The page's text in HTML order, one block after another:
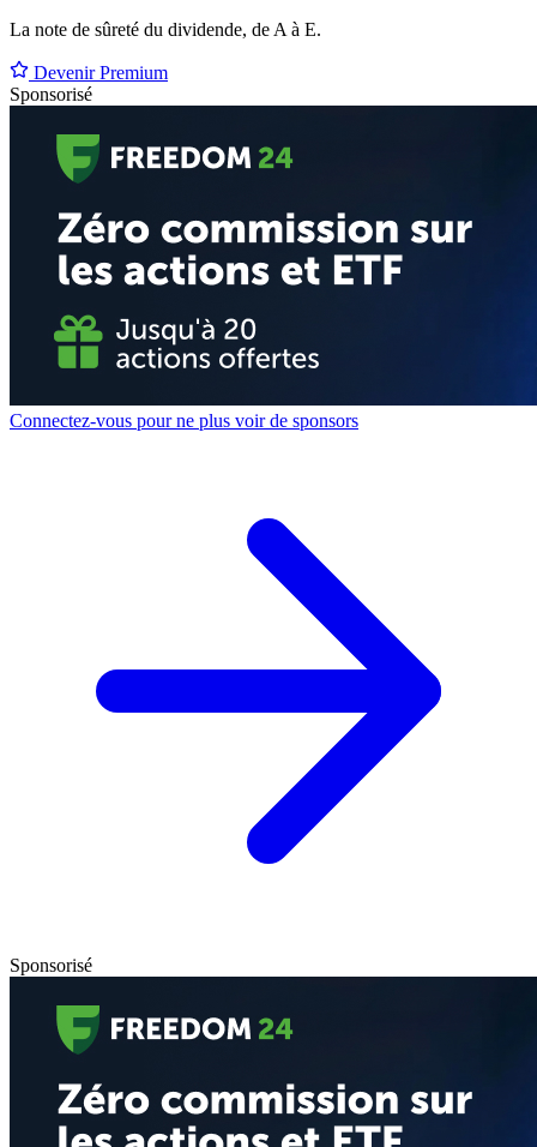
La note de sûreté du dividende, de A à E.
Devenir Premium
Sponsorisé
Connectez-vous pour ne plus voir de sponsors
Sponsorisé